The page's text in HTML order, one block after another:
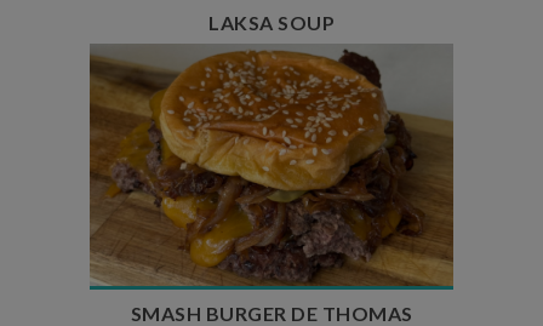
LAKSA SOUP
Temps de préparation : 20 min
Temps de cuisson : 5 à 10 min
Nombre de couverts : 4
SMASH BURGER DE THOMAS